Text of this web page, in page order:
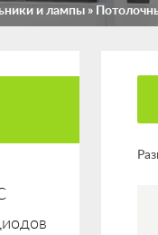
и лампы »